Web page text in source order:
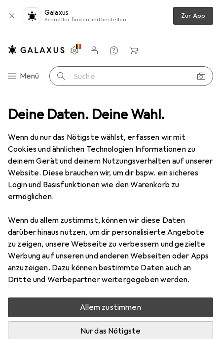
Deine Daten. Deine Wahl.
Wenn du nur das Nötigste wählst, erfassen wir mit
Cookies und ähnlichen Technologien Informationen zu
deinem Gerät und deinem Nutzungsverhalten auf unserer
Website. Diese brauchen wir, um dir bspw. ein sicheres
Login und Basisfunktionen wie den Warenkorb zu
ermöglichen.
Wenn du allem zustimmst, können wir diese Daten
darüber hinaus nutzen, um dir personalisierte Angebote
zu zeigen, unsere Webseite zu verbessern und gezielte
Werbung auf unseren und anderen Webseiten oder Apps
anzuzeigen. Dazu können bestimmte Daten auch an
Dritte und Werbepartner weitergegeben werden.
Allem zustimmen
Nur das Nötigste
Galaxus
Schneller finden und bestellen Zur App
Navigation nach Kategorien
Menü Suche
Einstellungen
Kundenkonto
Vergleichslisten
Merklisten
Warenkorb
Baumarkt + Garten Bauen + Renovieren
Eisenwaren
EntdeckenForum
Bestseller